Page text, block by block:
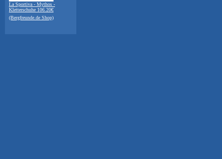
La Sportiva - Mythos -
Kletterschuhe 106.20€
(Bergfreunde.de Shop)